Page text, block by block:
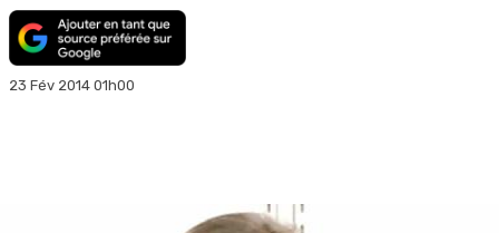
23 Fév 2014 01h00